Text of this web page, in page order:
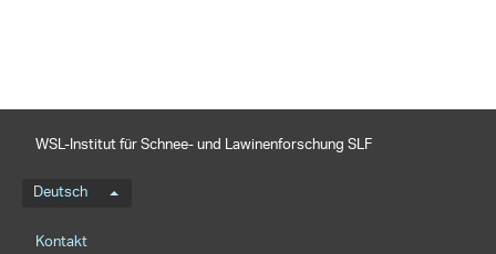
WSL-Institut für Schnee- und Lawinenforschung SLF
Sprachmenü
Deutsch
Footernavigation
Kontakt